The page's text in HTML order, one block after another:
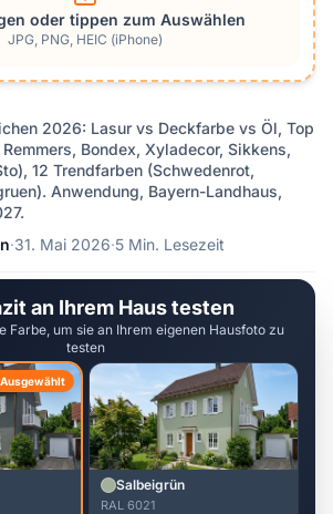
oder tippen zum Auswählen
JPG, PNG, HEIC (iPhone)
2026: Lasur vs Deckfarbe vs Öl, Top
Bondex, Xyladecor, Sikkens,
12 Trendfarben (Schwedenrot,
Anwendung, Bayern-Landhaus,
·31. Mai 2026·5 Min. Lesezeit
an Ihrem Haus testen
Farbe, um sie an Ihrem eigenen Hausfoto zu
testen
Ausgewählt
Salbeigrün
RAL 6021